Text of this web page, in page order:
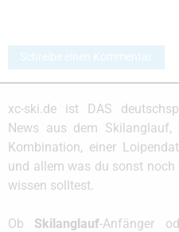
Schreibe einen Kommentar
xc-ski.de ist DAS
News aus dem Skilanglauf,
Kombination, einer
und allem was du sonst
wissen solltest.
Ob Skilanglauf-Anfänger